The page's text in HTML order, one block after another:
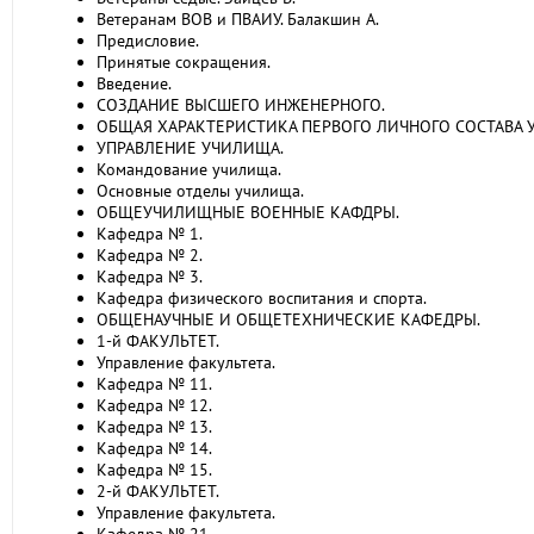
Ветеранам ВОВ и ПВАИУ. Балакшин А.
Предисловие.
Принятые сокращения.
Введение.
СОЗДАНИЕ ВЫСШЕГО ИНЖЕНЕРНОГО.
ОБЩАЯ ХАРАКТЕРИСТИКА ПЕРВОГО ЛИЧНОГО СОСТАВА
УПРАВЛЕНИЕ УЧИЛИЩА.
Командование училища.
Основные отделы училища.
ОБЩЕУЧИЛИЩНЫЕ ВОЕННЫЕ КАФДРЫ.
Кафедра № 1.
Кафедра № 2.
Кафедра № 3.
Кафедра физического воспитания и спорта.
ОБЩЕНАУЧНЫЕ И ОБЩЕТЕХНИЧЕСКИЕ КАФЕДРЫ.
1-й ФАКУЛЬТЕТ.
Управление факультета.
Кафедра № 11.
Кафедра № 12.
Кафедра № 13.
Кафедра № 14.
Кафедра № 15.
2-й ФАКУЛЬТЕТ.
Управление факультета.